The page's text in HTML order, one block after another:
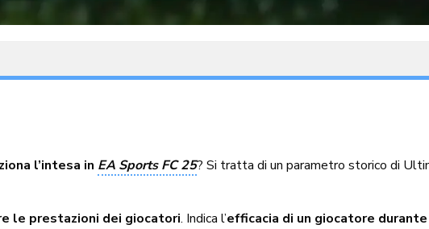
l’intesa in EA Sports FC 25? Si tratta di un parametro storico di
le prestazioni dei giocatori. Indica l’efficacia di un giocatore